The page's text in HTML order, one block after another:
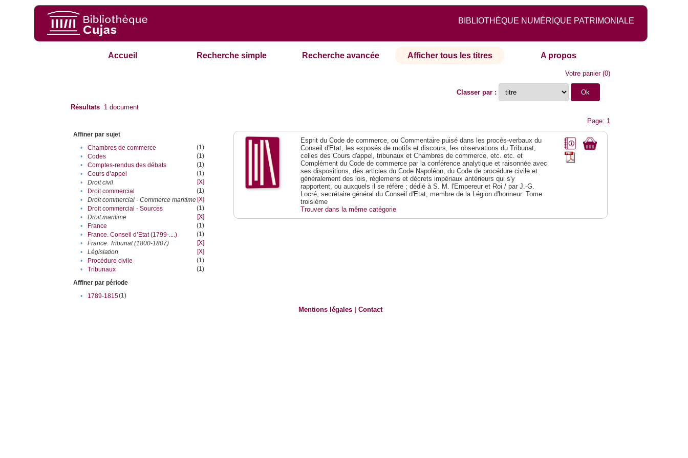
BIBLIOTHÈQUE NUMÉRIQUE PATRIMONIALE
Accueil Recherche simple Recherche avancée Afficher tous les titres A propos
Votre panier(0)
Classer par :
Résultats 1 document
Page: 1
Affiner par sujet
•
Chambres de commerce
(1)
•
Codes
(1)
•
Comptes-rendus des débats
(1)
•
Cours d’appel
(1)
•
Droit civil
[X]
•
Droit commercial
(1)
•
Droit commercial - Commerce maritime [X]
•
Droit commercial - Sources
(1)
•
Droit maritime
[X]
•
France
(1)
•
France. Conseil d’Etat (1799-....)
(1)
•
France. Tribunat (1800-1807)
[X]
•
Législation
[X]
•
Procédure civile
(1)
•
Tribunaux
(1)
Affiner par période
•
1789-1815(1)
Esprit du Code de commerce, ou Commentaire puisé dans les procès-verbaux du
Conseil d'Etat, les exposés de motifs et discours, les observations du Tribunat,
celles des Cours d'appel, tribunaux et Chambres de commerce, etc. etc. et
Complément du Code de commerce par la conférence analytique et raisonnée avec
ses dispositions, des articles du Code Napoléon, du Code de procédure civile et
généralement des lois, réglemens et décrets impériaux antérieurs qui s'y
rapportent, ou auxquels il se réfère ; dédié à S. M. l'Empereur et Roi / par J.-G.
Locré, secrétaire général du Conseil d'Etat, membre de la Légion d'honneur. Tome
troisième
Trouver dans la même catégorie
Mentions légales |Contact